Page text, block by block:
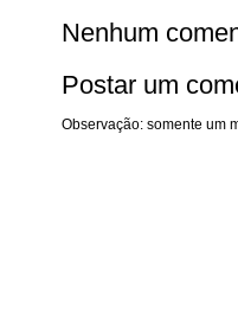
Nenhum
Postar um
Observação: somente um